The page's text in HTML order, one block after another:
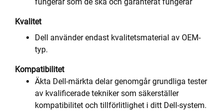
fungerar som de ska och garanterat fungerar
Kvalitet
Dell använder endast kvalitetsmaterial av OEM-
typ.
Kompatibilitet
Äkta Dell-märkta delar genomgår grundliga tester
av kvalificerade tekniker som säkerställer
kompatibilitet och tillförlitlighet i ditt Dell-system.